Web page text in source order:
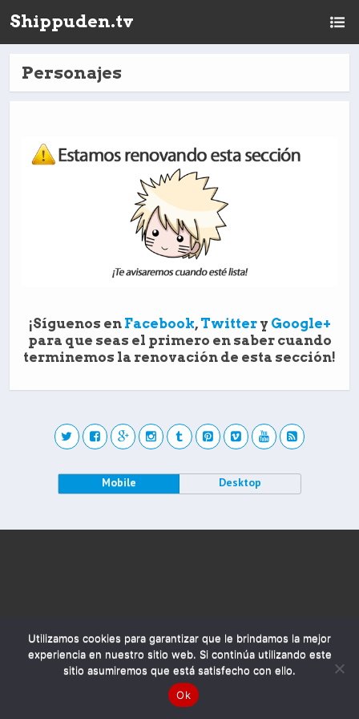
Shippuden.tv
Personajes
¡Síguenos en Facebook, Twittery Google+
para que seas el primero en saber cuando
terminemos la renovación de esta sección!
Utilizamos cookies para garantizar que le brindamos la mejor
experiencia en nuestro sitio web. Si continúa utilizando este
sitio asumiremos que está satisfecho con ello.
Ok
Mobile Desktop